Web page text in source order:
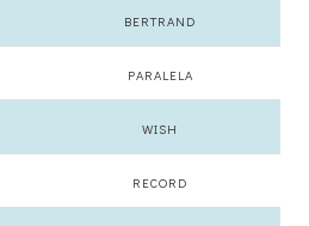
BERTRAND
PARALELA
WISH
RECORD